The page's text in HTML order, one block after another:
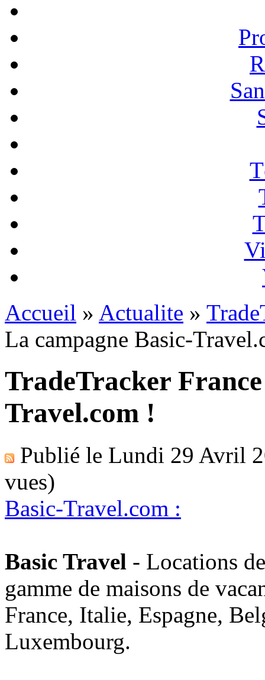
Accueil » Actualite »
La campagne Basic-
TradeTracker
Travel.com !
Publié le Lundi 29 Avril
vues)
Basic-Travel.com :
Basic Travel - Locations
gamme de maisons de
France, Italie, Espagne,
Luxembourg.